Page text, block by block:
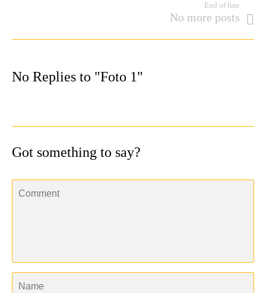
End of line
No more posts
No Replies to "Foto 1"
Got something to say?